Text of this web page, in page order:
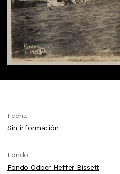
Fecha
Sin información
Fondo
Fondo Odber Heffer Bissett